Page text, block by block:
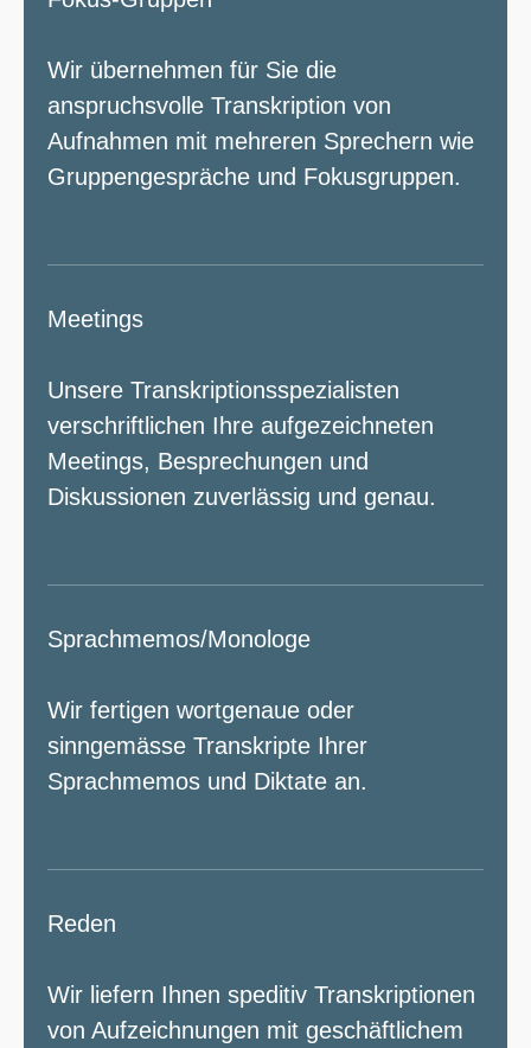
Wir übernehmen für Sie die
anspruchsvolle Transkription von
Aufnahmen mit mehreren Sprechern wie
Gruppengespräche und Fokusgruppen.
Meetings
Unsere Transkriptionsspezialisten
verschriftlichen Ihre aufgezeichneten
Meetings, Besprechungen und
Diskussionen zuverlässig und genau.
Sprachmemos/Monologe
Wir fertigen wortgenaue oder
sinngemässe Transkripte Ihrer
Sprachmemos und Diktate an.
Reden
Wir liefern Ihnen speditiv Transkriptionen
von Aufzeichnungen mit geschäftlichem